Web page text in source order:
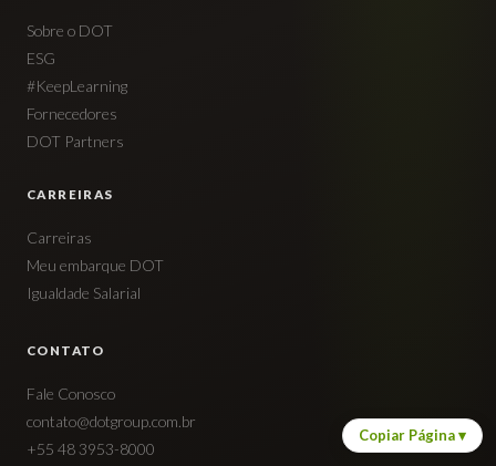
Copiar Página▾
Sobre o DOT
ESG
#KeepLearning
Fornecedores
DOT Partners
CARREIRAS
Carreiras
Meu embarque DOT
Igualdade Salarial
CONTATO
Fale Conosco
contato@dotgroup.com.br
+55 48 3953-8000